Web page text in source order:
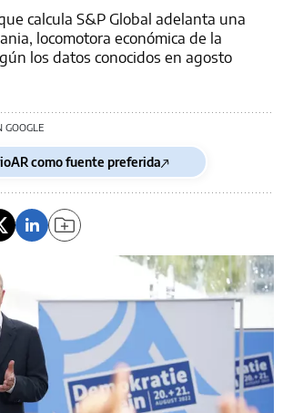
calcula S&P Global adelanta una
locomotora económica de la
los datos conocidos en agosto
GOOGLE
como fuente preferida